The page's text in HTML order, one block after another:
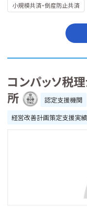
小規模共済・倒産防止共済
コンパッソ税
所
認定支援機関
経営改善計画策定支援実